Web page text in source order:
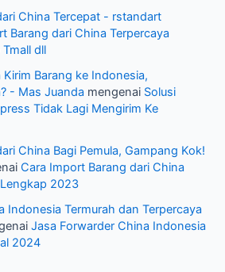
China Tercepat - rstandart
Barang dari China Terpercaya
dll
Barang ke Indonesia,
- Mas Juanda mengenai Solusi
Tidak Lagi Mengirim Ke
China Bagi Pemula, Gampang Kok!
Cara Import Barang dari China
2023
Indonesia Termurah dan Terpercaya
Jasa Forwarder China Indonesia
2024